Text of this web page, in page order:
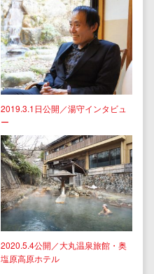
2019.3.1日公開／湯守インタビュ
ー
2020.5.4公開／大丸温泉旅館・奥
塩原高原ホテル